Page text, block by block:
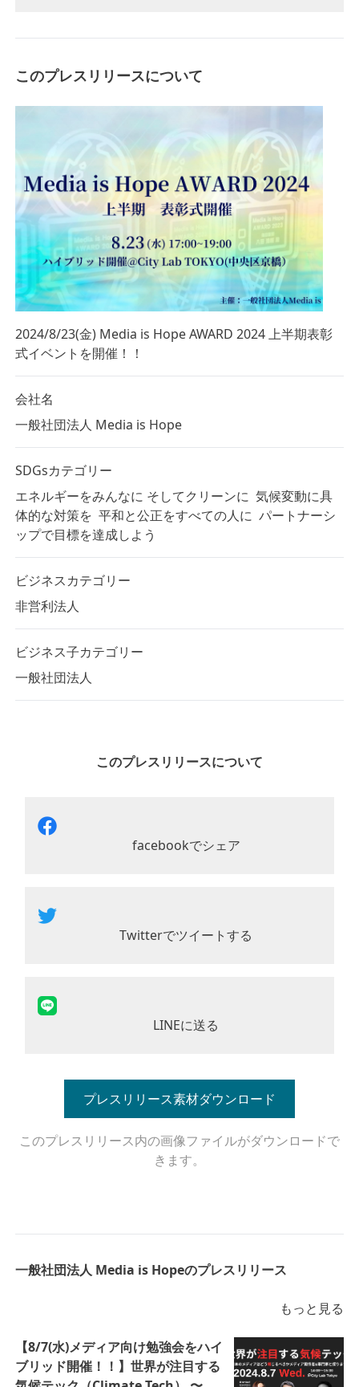
このプレスリリースについて
2024/8/23(金) Media is Hope AWARD 2024 上半期表彰
式イベントを開催！！
会社名
一般社団法人 Media is Hope
SDGsカテゴリー
エネルギーをみんなに そしてクリーンに 気候変動に具
体的な対策を 平和と公正をすべての人に パートナーシ
ップで目標を達成しよう
ビジネスカテゴリー
非営利法人
ビジネス子カテゴリー
一般社団法人
このプレスリリースについて
facebookでシェア
Twitterでツイートする
LINEに送る
プレスリリース素材ダウンロード
このプレスリリース内の画像ファイルがダウンロードで
きます。
一般社団法人 Media is Hopeのプレスリリース
もっと見る
【8/7(水)メディア向け勉強会をハイ
ブリッド開催！！】世界が注目する